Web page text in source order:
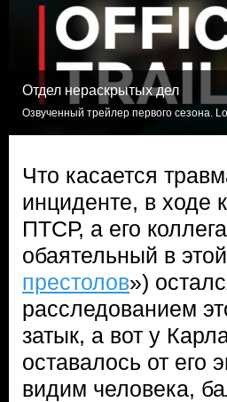
Отдел нераскрытых дел
Озвученный трейлер первого сезона.
Что касается
инциденте, в ходе
ПТСР, а его
обаятельный в
престолов»)
расследованием
затык, а вот у
оставалось от его
видим человека,